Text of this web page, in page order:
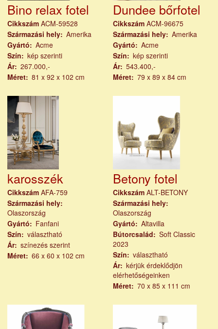
Bino relax fotel
Cikkszám ACM-59528
Származási hely Amerika
Gyártó
Acme
Szín
kép szerinti
Ár 267.000,-
Méret 81 x 92 x 102 cm
Dundee bőrfotel
Cikkszám ACM-96675
Származási hely
Amerika
Gyártó
Acme
Szín
kép szerinti
Ár
543.400,-
Méret
79 x 89 x 84 cm
karosszék
Cikkszám AFA-759
Származási hely
Olaszország
Gyártó
Fanfani
Szín
választható
Ár színezés szerint
Méret 66 x 60 x 102 cm
Betony fotel
Cikkszám ALT-BETONY
Származási hely
Olaszország
Gyártó
Altavilla
Bútorcsalád
Soft Classic
2023
Szín
választható
Ár
kérjük érdeklődjön
elérhetőségeinken
Méret
70 x 85 x 111 cm